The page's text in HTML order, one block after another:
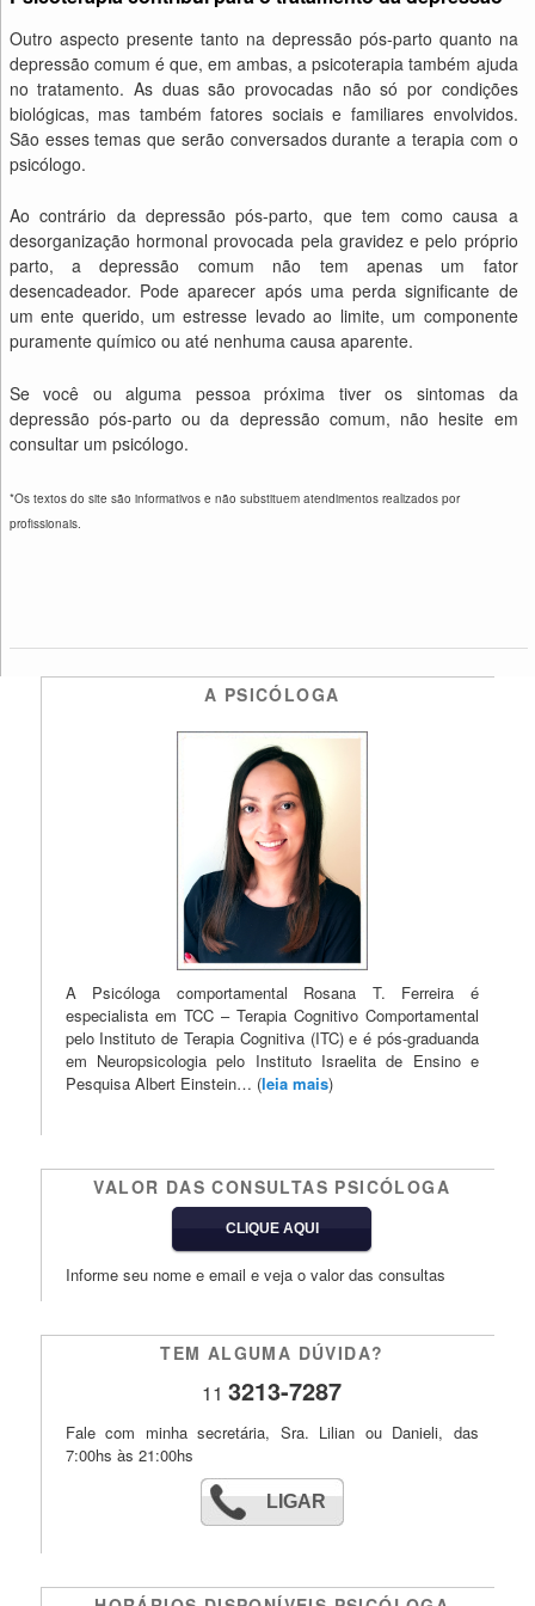
Outro aspecto presente tanto na depressão pós-parto quanto na
depressão comum é que, em ambas, a psicoterapia também ajuda
no tratamento. As duas são provocadas não só por condições
biológicas, mas também fatores sociais e familiares envolvidos.
São esses temas que serão conversados durante a terapia com o
psicólogo.
Ao contrário da depressão pós-parto, que tem como causa a
desorganização hormonal provocada pela gravidez e pelo próprio
parto, a depressão comum não tem apenas um fator
desencadeador. Pode aparecer após uma perda significante de
um ente querido, um estresse levado ao limite, um componente
puramente químico ou até nenhuma causa aparente.
Se você ou alguma pessoa próxima tiver os sintomas da
depressão pós-parto ou da depressão comum, não hesite em
consultar um psicólogo.
*Os textos do site são informativos e não substituem atendimentos realizados por
profissionais.
A PSICÓLOGA
A Psicóloga comportamental Rosana T. Ferreira é
especialista em TCC – Terapia Cognitivo Comportamental
pelo Instituto de Terapia Cognitiva (ITC) e é pós-graduanda
em Neuropsicologia pelo Instituto Israelita de Ensino e
Pesquisa Albert Einstein… (leia mais)
VALOR DAS CONSULTAS PSICÓLOGA
CLIQUE AQUI
Informe seu nome e email e veja o valor das consultas
TEM ALGUMA DÚVIDA?
113213-7287
Fale com minha secretária, Sra. Lilian ou Danieli, das
7:00hs às 21:00hs
LIGAR